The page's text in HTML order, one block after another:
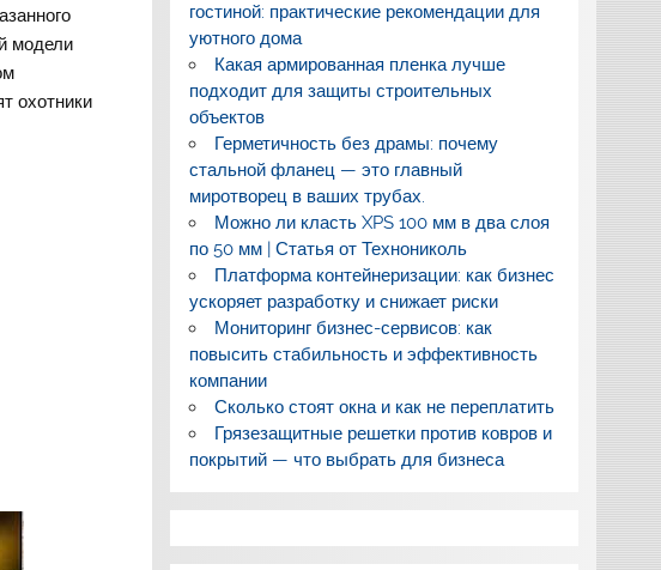
модели
охотники
гостиной: практические рекомендации для
уютного дома
Какая армированная пленка лучше
подходит для защиты строительных
объектов
Герметичность без драмы: почему
стальной фланец — это главный
миротворец в ваших трубах.
Можно ли класть XPS 100 мм в два слоя
по 50 мм | Статья от Технониколь
Платформа контейнеризации: как бизнес
ускоряет разработку и снижает риски
Мониторинг бизнес-сервисов: как
повысить стабильность и эффективность
компании
Сколько стоят окна и как не переплатить
Грязезащитные решетки против ковров и
покрытий — что выбрать для бизнеса